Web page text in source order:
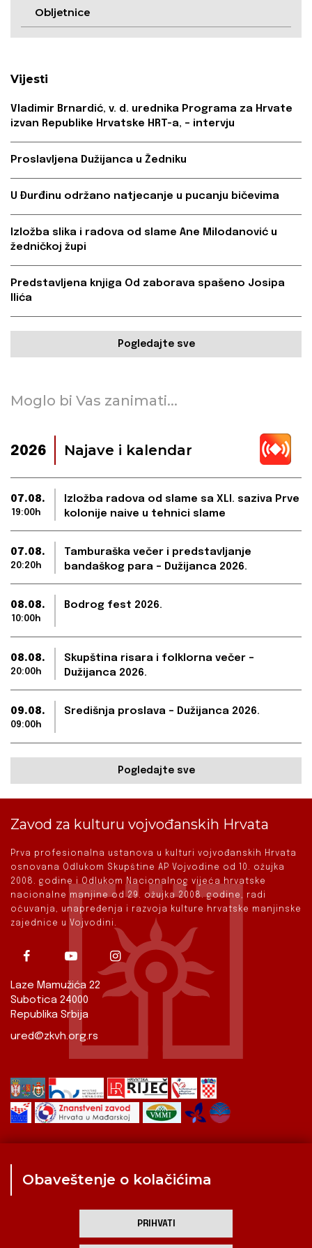
Obljetnice
Vijesti
Vladimir Brnardić, v. d. urednika Programa za Hrvate
izvan Republike Hrvatske HRT-a, – intervju
Proslavljena Dužijanca u Žedniku
U Đurđinu održano natjecanje u pucanju bičevima
Izložba slika i radova od slame Ane Milodanović u
žedničkoj župi
Predstavljena knjiga Od zaborava spašeno Josipa
Ilića
Pogledajte sve
Moglo bi Vas zanimati...
2026 Najave i kalendar
07.08.
19:00h
Izložba radova od slame sa XLI. saziva Prve
kolonije naive u tehnici slame
07.08.
20:20h
Tamburaška večer i predstavljanje
bandaškog para – Dužijanca 2026.
08.08.
10:00h
Bodrog fest 2026.
08.08.
20:00h
Skupština risara i folklorna večer –
Dužijanca 2026.
09.08.
09:00h
Središnja proslava – Dužijanca 2026.
Pogledajte sve
Zavod za kulturu vojvođanskih Hrvata
Prva profesionalna ustanova u kulturi vojvođanskih Hrvata
osnovana Odlukom Skupštine AP Vojvodine od 10. ožujka
2008. godine i Odlukom Nacionalnog vijeća hrvatske
nacionalne manjine od 29. ožujka 2008. godine, radi
očuvanja, unapređenja i razvoja kulture hrvatske manjinske
zajednice u Vojvodini.
Laze Mamužića 22
Subotica 24000
Republika Srbija
ured@zkvh.org.rs
Kulturna scena
Obaveštenje o kolačićima
PRIHVATI